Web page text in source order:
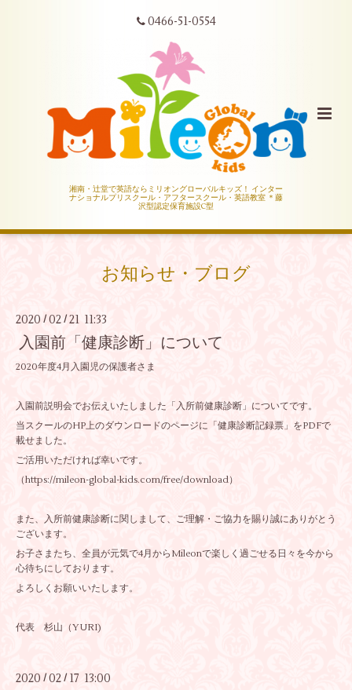
0466-51-0554
湘南・辻堂で英語ならミリオングローバルキッズ！ インター
ナショナルプリスクール・アフタースクール・英語教室 ＊藤
沢型認定保育施設C型
お知らせ・ブログ
2020 /02 /21 11:33
入園前「健康診断」について
2020年度4月入園児の保護者さま
入園前説明会でお伝えいたしました「入所前健康診断」についてです。
当スクールのHP上のダウンロードのページに「健康診断記録票」をPDFで
載せました。
ご活用いただければ幸いです。
（https://mileon-global-kids.com/free/download）
また、入所前健康診断に関しまして、ご理解・ご協力を賜り誠にありがとう
ございます。
お子さまたち、全員が元気で4月からMileonで楽しく過ごせる日々を今から
心待ちにしております。
よろしくお願いいたします。
代表 杉山（YURI)
2020 /02 / 17 13:00